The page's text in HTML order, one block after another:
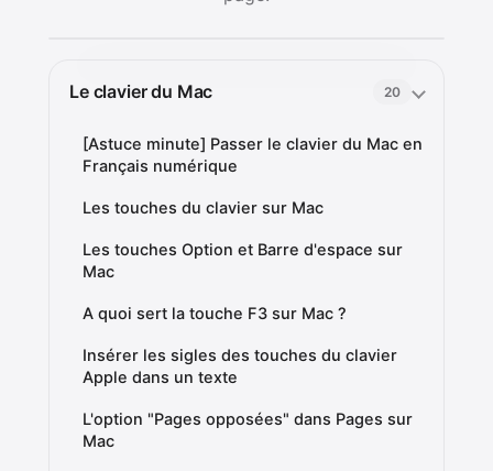
Le clavier du Mac 20
[Astuce minute] Passer le clavier du Mac en
Français numérique
Les touches du clavier sur Mac
Les touches Option et Barre d'espace sur
Mac
A quoi sert la touche F3 sur Mac ?
Insérer les sigles des touches du clavier
Apple dans un texte
L'option "Pages opposées" dans Pages sur
Mac